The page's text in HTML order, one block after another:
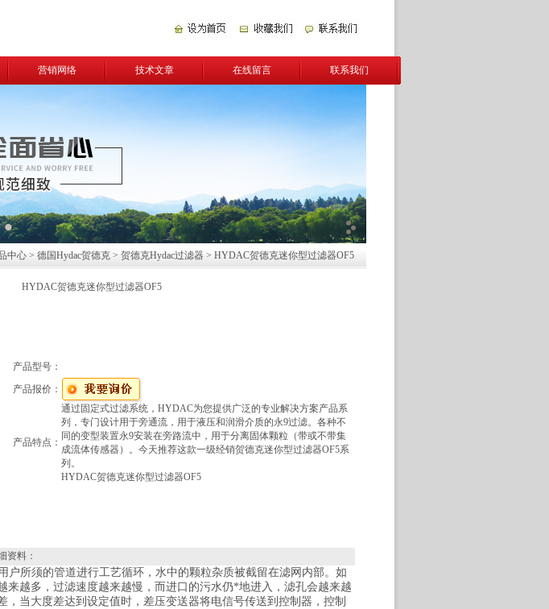
营销网络 技术文章 在线留言 联系我们
中心 > 德国Hydac贺德克 > 贺德克Hydac过滤器 > HYDAC贺德克迷你型过滤器OF5
HYDAC贺德克迷你型过滤器OF5
产品型号：
产品报价：
产品特点：
通过固定式过滤系统，HYDAC为您提供广泛的专业解决方案产品系
列，专门设计用于旁通流，用于液压和润滑介质的永9过滤。各种不
同的变型装置永9安装在旁路流中，用于分离固体颗粒（带或不带集
成流体传感器）。今天推荐这款一级经销贺德克迷你型过滤器OF5系
列。
HYDAC贺德克迷你型过滤器OF5
资料：
户所须的管道进行工艺循环，水中的颗粒杂质被截留在滤网内部。如
来越多，过滤速度越来越慢，而进口的污水仍*地进入，滤孔会越来越
，当大度差达到设定值时，差压变送器将电信号传送到控制器，控制